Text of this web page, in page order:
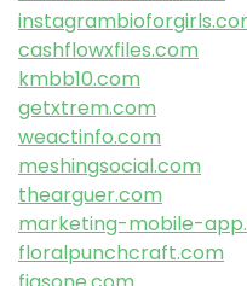
cashflowxfiles.com
kmbb10.com
getxtrem.com
weactinfo.com
meshingsocial.com
thearguer.com
marketing-mobile-
floralpunchcraft.com